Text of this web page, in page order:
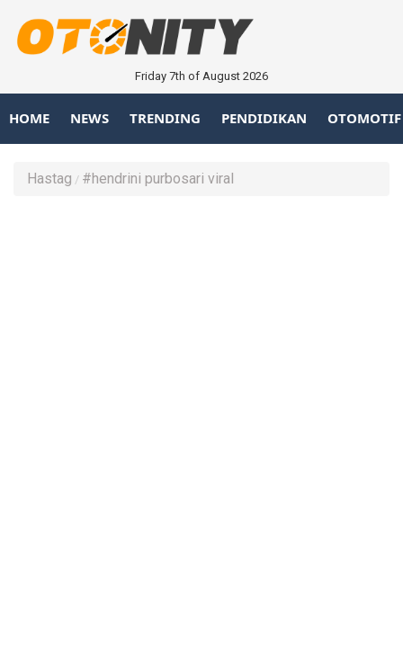
Friday 7th of August 2026
HOME NEWS TRENDING PENDIDIKAN OTOMOTIF
Hastag #hendrini purbosari viral